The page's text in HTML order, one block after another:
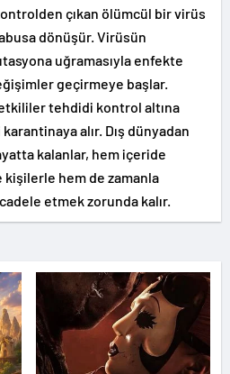
çıkan ölümcül bir virüs
dönüşür. Virüsün
uğramasıyla enfekte
geçirmeye başlar.
tehdidi kontrol altına
alır. Dış dünyadan
kalanlar, hem içeride
hem de zamanla
etmek zorunda kalır.